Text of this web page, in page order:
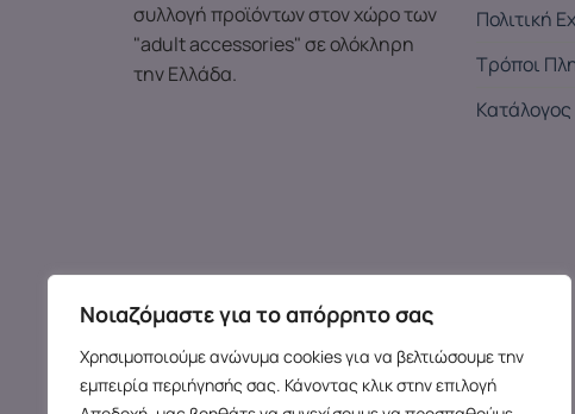
Νοιαζόμαστε για το απόρρητο σας
Χρησιμοποιούμε ανώνυμα cookies για να βελτιώσουμε την
εμπειρία περιήγησής σας. Κάνοντας κλικ στην επιλογή
συλλογή προϊόντων στον χώρο των
"adult accessories" σε ολόκληρη
την Ελλάδα.
Πολιτική
Τρόποι
Κατάλογος